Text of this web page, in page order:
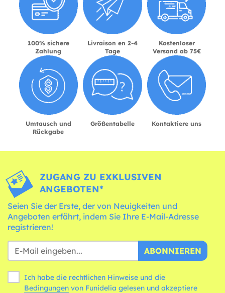
100% sichere
Zahlung
Livraison en 2-4
Tage
Kostenloser
Versand ab 75€
Umtausch und
Rückgabe
Größentabelle Kontaktiere uns
ZUGANG ZU EXKLUSIVEN
ANGEBOTEN*
Seien Sie der Erste, der von Neuigkeiten und
Angeboten erfährt, indem Sie Ihre E-Mail-Adresse
registrieren!
ABONNIEREN
Ich habe die rechtlichen Hinweise und die
Bedingungen